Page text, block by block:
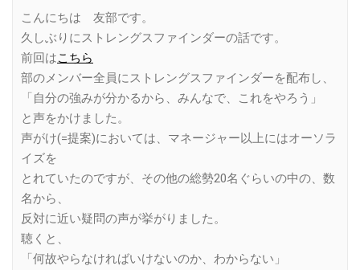
こんにちは 友部です。
久しぶりにストレングスファインダーの話です。
前回はこちら
部のメンバー全員にストレングスファインダーを配布し、
「自分の強みが分かるから、みんなで、これをやろう」
と声をかけました。
声がけ(=提案)においては、マネージャー以上にはオーソラ
イズを
とれていたのですが、その他の総勢20名ぐらいの中の、数
名から、
反対に近い疑問の声が挙がりました。
聴くと、
「何故やらなければいけないのか、わからない」